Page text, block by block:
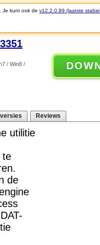
Je kunt ook de v12.2.0.89 (laatste
/ Win8 /
Reviews
utilitie
te
de